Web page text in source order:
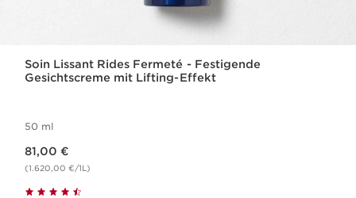
Soin Lissant Rides Fermeté - Festigende
Gesichtscreme mit Lifting-Effekt
50 ml
81,00 €
(1.620,00 €/1L)